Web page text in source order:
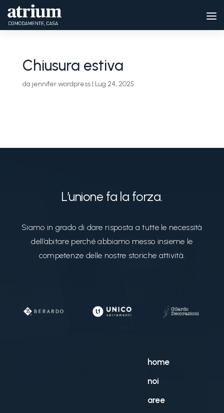
Chiusura estiva
da jennifer.wordpress| Lug 24, 2025
L’unione fa la forza.
Siamo in grado di dare risposta a tutte le necessità
dell’abitare perché abbiamo messo insieme le
competenze delle nostre storiche attività.
home
noi
aree